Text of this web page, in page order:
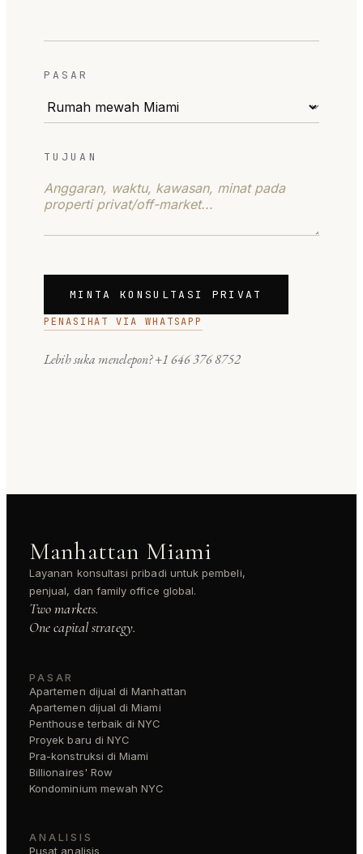
PASAR
TUJUAN
MINTA KONSULTASI PRIVAT
PENASIHAT VIA WHATSAPP
Lebih suka menelepon?+1 646 376 8752
Manhattan Miami
Layanan konsultasi pribadi untuk pembeli,
penjual, dan family office global.
Two markets.
One capital strategy.
PASAR
Apartemen dijual di Manhattan
Apartemen dijual di Miami
Penthouse terbaik di NYC
Proyek baru di NYC
Pra-konstruksi di Miami
Billionaires' Row
Kondominium mewah NYC
ANALISIS
Pusat analisis